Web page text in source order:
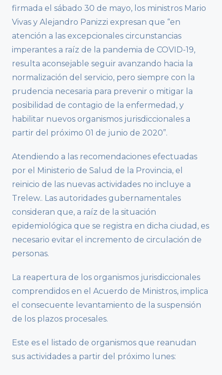
firmada el sábado 30 de mayo, los ministros Mario
Vivas y Alejandro Panizzi expresan que “en
atención a las excepcionales circunstancias
imperantes a raíz de la pandemia de COVID-19,
resulta aconsejable seguir avanzando hacia la
normalización del servicio, pero siempre con la
prudencia necesaria para prevenir o mitigar la
posibilidad de contagio de la enfermedad, y
habilitar nuevos organismos jurisdiccionales a
partir del próximo 01 de junio de 2020”.
Atendiendo a las recomendaciones efectuadas
por el Ministerio de Salud de la Provincia, el
reinicio de las nuevas actividades no incluye a
Trelew.. Las autoridades gubernamentales
consideran que, a raíz de la situación
epidemiológica que se registra en dicha ciudad, es
necesario evitar el incremento de circulación de
personas.
La reapertura de los organismos jurisdiccionales
comprendidos en el Acuerdo de Ministros, implica
el consecuente levantamiento de la suspensión
de los plazos procesales.
Este es el listado de organismos que reanudan
sus actividades a partir del próximo lunes: